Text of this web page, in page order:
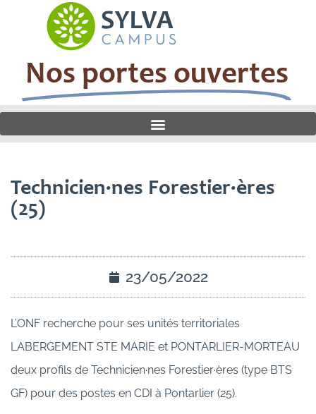
Nos portes ouvertes
Technicien·nes Forestier·ères
(25)
23/05/2022
L’ONF recherche pour ses unités territoriales
LABERGEMENT STE MARIE et PONTARLIER-MORTEAU
deux profils de Technicien·nes Forestier·ères (type BTS
GF) pour des postes en CDI à Pontarlier (25).